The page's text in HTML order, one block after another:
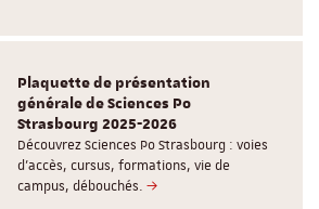
Plaquette de présentation
générale de Sciences Po
Strasbourg 2025-2026
Découvrez Sciences Po Strasbourg : voies
d'accès, cursus, formations, vie de
campus, débouchés.